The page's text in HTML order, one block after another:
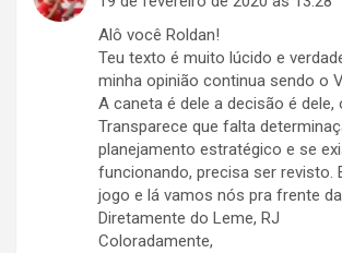
Alô você Roldan!
Teu texto é muito lúcido e
minha opinião continua sendo o
A caneta é dele a decisão é dele,
Transparece que falta
planejamento estratégico e se
funcionando, precisa ser revisto.
jogo e lá vamos nós pra frente
Diretamente do Leme, RJ
Coloradamente,